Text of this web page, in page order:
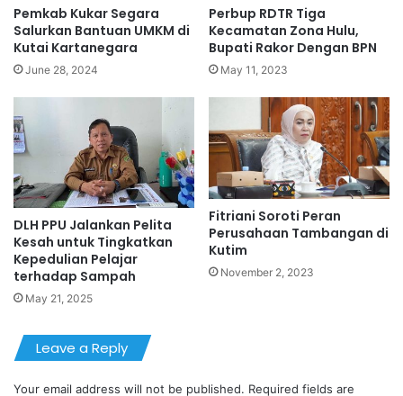
Pemkab Kukar Segara
Salurkan Bantuan UMKM di
Kutai Kartanegara
June 28, 2024
Perbup RDTR Tiga
Kecamatan Zona Hulu,
Bupati Rakor Dengan BPN
May 11, 2023
DLH PPU Jalankan Pelita
Kesah untuk Tingkatkan
Kepedulian Pelajar
terhadap Sampah
May 21, 2025
Fitriani Soroti Peran
Perusahaan Tambangan di
Kutim
November 2, 2023
Leave a Reply
Your email address will not be published. Required fields are